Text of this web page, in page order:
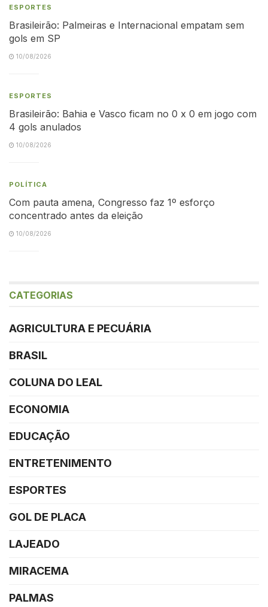
ESPORTES
Brasileirão: Palmeiras e Internacional empatam sem
gols em SP
10/08/2026
ESPORTES
Brasileirão: Bahia e Vasco ficam no 0 x 0 em jogo com
4 gols anulados
10/08/2026
POLÍTICA
Com pauta amena, Congresso faz 1º esforço
concentrado antes da eleição
10/08/2026
CATEGORIAS
AGRICULTURA E PECUÁRIA
BRASIL
COLUNA DO LEAL
ECONOMIA
EDUCAÇÃO
ENTRETENIMENTO
ESPORTES
GOL DE PLACA
LAJEADO
MIRACEMA
PALMAS